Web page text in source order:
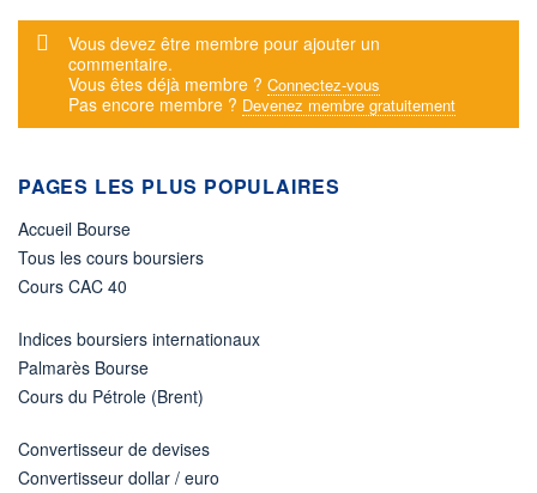
Message d'alerte
Vous devez être membre pour ajouter un
commentaire.
Vous êtes déjà membre ? Connectez-vous
Pas encore membre ? Devenez membre gratuitement
PAGES LES PLUS POPULAIRES
Accueil Bourse
Tous les cours boursiers
Cours CAC 40
Indices boursiers internationaux
Palmarès Bourse
Cours du Pétrole (Brent)
Convertisseur de devises
Convertisseur dollar / euro